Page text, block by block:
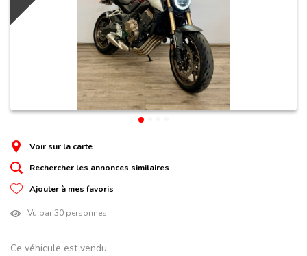
Voir sur la carte
Rechercher les annonces similaires
Ajouter à mes favoris
Vu par 30 personnes
Ce véhicule est vendu.